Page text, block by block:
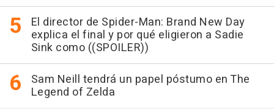
El director de Spider-Man: Brand New Day
explica el final y por qué eligieron a Sadie
Sink como ((SPOILER))
Sam Neill tendrá un papel póstumo en The
Legend of Zelda